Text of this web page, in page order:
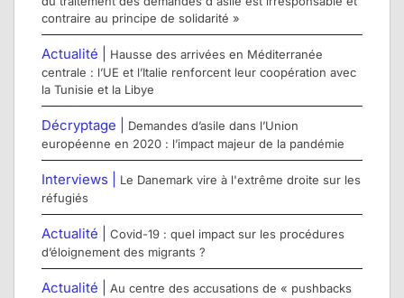
contraire au principe de solidarité »
Actualité |
Hausse des arrivées en Méditerranée
centrale : l’UE et l’Italie renforcent leur coopération avec
la Tunisie et la Libye
Décryptage |
Demandes d’asile dans l’Union
européenne en 2020 : l’impact majeur de la pandémie
Interviews |
Le Danemark vire à l'extrême droite sur les
réfugiés
Actualité | Covid-19 : quel impact sur les procédures
d’éloignement des migrants ?
Actualité | Au centre des accusations de « pushbacks